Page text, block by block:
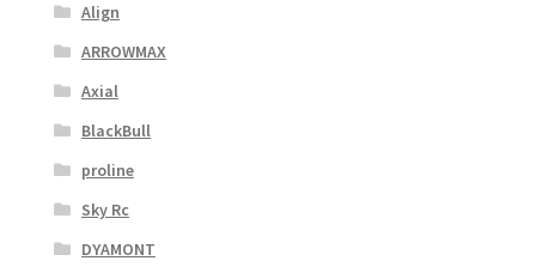
Align
ARROWMAX
Axial
BlackBull
proline
Sky Rc
DYAMONT